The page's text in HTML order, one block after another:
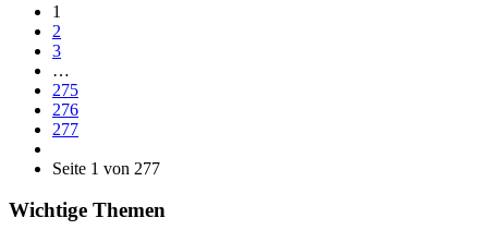
1
2
3
…
275
276
277
Seite 1 von 277
Wichtige Themen